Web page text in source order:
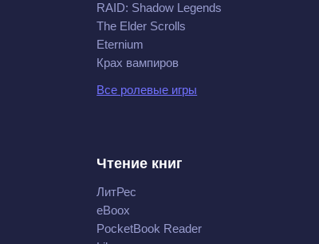
RAID: Shadow Legends
The Elder Scrolls
Eternium
Крах вампиров
Все ролевые игры
Чтение книг
ЛитРес
eBoox
PocketBook Reader